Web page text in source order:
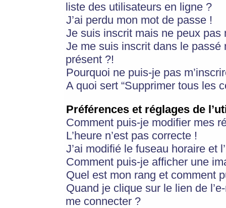
liste des utilisateurs en ligne ?
J’ai perdu mon mot de passe !
Je suis inscrit mais ne peux pas
Je me suis inscrit dans le
présent ?!
Pourquoi ne puis-je pas
A quoi sert “Supprimer tous les
Préférences et réglages de
Comment puis-je modifier mes
L’heure n’est pas correcte !
J’ai modifié le fuseau horaire et
Comment puis-je afficher une
Quel est mon rang et comment
Quand je clique sur le lien de
me connecter ?